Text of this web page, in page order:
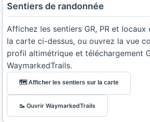
Sentiers de randonnée
Affichez les sentiers GR, PR et
la carte ci-dessus, ou ouvrez la vue
profil altimétrique et téléchargement
WaymarkedTrails.
🗺️ Afficher les sentiers sur la carte
🥾 Ouvrir WaymarkedTrails